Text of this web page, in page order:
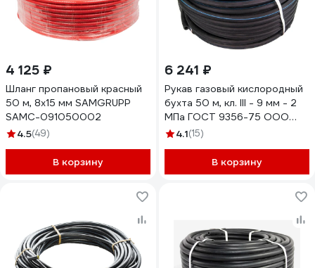
4 125 ₽
Шланг пропановый красный
50 м, 8х15 мм SAMGRUPP
SAMC-091050002
4.5(49)
В корзину
6 241 ₽
Рукав газовый кислородный
бухта 50 м, кл. III - 9 мм - 2
МПа ГОСТ 9356-75 ООО
Поволжский центр РТИ
4.1(15)
В корзину